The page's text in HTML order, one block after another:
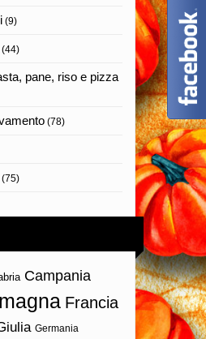
(9)
(44)
pane, riso e pizza
(78)
(75)
Campania
Francia
Germania